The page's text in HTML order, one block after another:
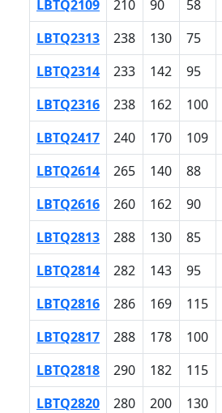
LBTQ2109
210 90 58
LBTQ2313
238 130 75
LBTQ2314
233 142 95
LBTQ2316
238 162 100
LBTQ2417
240 170 109
LBTQ2614
265 140 88
LBTQ2616
260 162 90
LBTQ2813
288 130 85
LBTQ2814
282 143 95
LBTQ2816
286 169 115
LBTQ2817
288 178 100
LBTQ2818
290 182 115
LBTQ2820
280 200 130